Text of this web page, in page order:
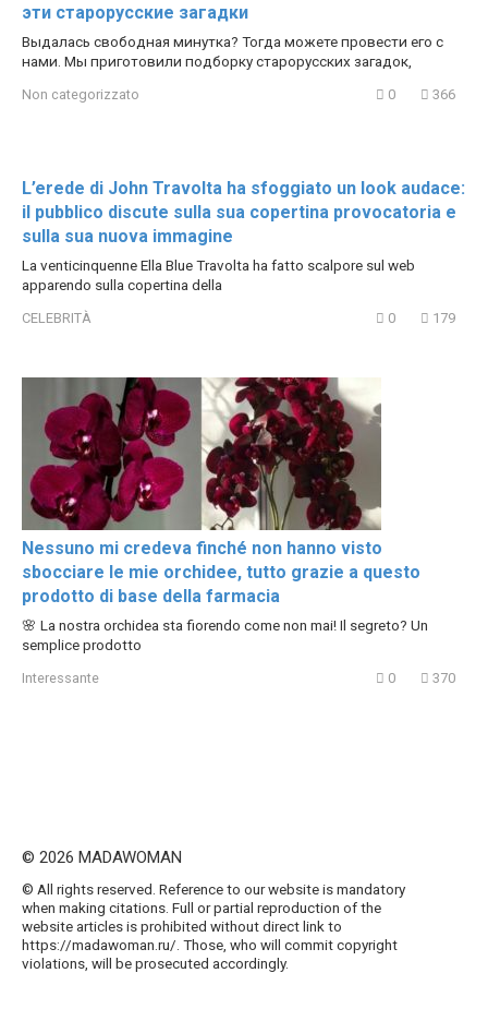
эти старорусские загадки
Выдалась свободная минутка? Тогда можете провести его с
нами. Мы приготовили подборку старорусских загадок,
Non categorizzato 0 366
L’erede di John Travolta ha sfoggiato un look audace:
il pubblico discute sulla sua copertina provocatoria e
sulla sua nuova immagine
La venticinquenne Ella Blue Travolta ha fatto scalpore sul web
apparendo sulla copertina della
CELEBRITÀ 0 179
Nessuno mi credeva finché non hanno visto
sbocciare le mie orchidee, tutto grazie a questo
prodotto di base della farmacia
🌸 La nostra orchidea sta fiorendo come non mai! Il segreto? Un
semplice prodotto
Interessante 0 370
© 2026 MADAWOMAN
© All rights reserved. Reference to our website is mandatory
when making citations. Full or partial reproduction of the
website articles is prohibited without direct link to
https://madawoman.ru/. Those, who will commit copyright
violations, will be prosecuted accordingly.